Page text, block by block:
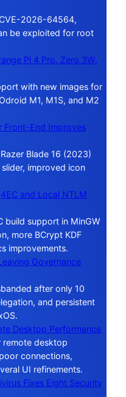
2026-64564,
be exploited for root
Pi 4 Pro, Zero 3W,
with new images for
M1, M1S, and M2
Front-End Improves
Blade 16 (2023)
improved icon
and Local NTLM
build support in MinGW
more BCrypt KDF
improvements.
Governance
after only 10
and persistent
Desktop Performance
remote desktop
connections,
UI refinements.
Fixes Eight Security